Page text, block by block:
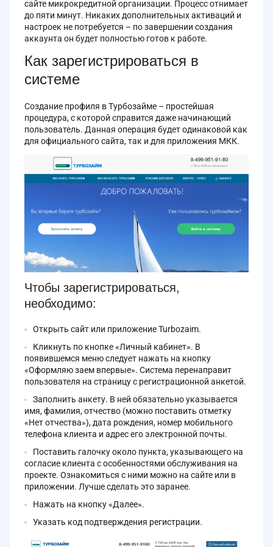
сайте микрокредитной организации. Процесс отнимает
до пяти минут. Никаких дополнительных активаций и
настроек не потребуется – по завершении создания
аккаунта он будет полностью готов к работе.
Как зарегистрироваться в
системе
Создание профиля в Турбозайме – простейшая
процедура, с которой справится даже начинающий
пользователь. Данная операция будет одинаковой как
для официального сайта, так и для приложения МКК.
Чтобы зарегистрироваться,
необходимо:
Открыть сайт или приложение Turbozaim.
Кликнуть по кнопке «Личный кабинет». В
появившемся меню следует нажать на кнопку
«Оформляю заем впервые». Система перенаправит
пользователя на страницу с регистрационной анкетой.
Заполнить анкету. В ней обязательно указывается
имя, фамилия, отчество (можно поставить отметку
«Нет отчества»), дата рождения, номер мобильного
телефона клиента и адрес его электронной почты.
Поставить галочку около пункта, указывающего на
согласие клиента с особенностями обслуживания на
проекте. Ознакомиться с ними можно на сайте или в
приложении. Лучше сделать это заранее.
Нажать на кнопку «Далее».
Указать код подтверждения регистрации.